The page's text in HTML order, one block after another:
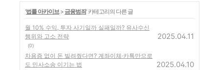
'법률 아카이브> 금융범죄' 카테고리의 다른 글
월 10% 수익, 투자 사기일까 실패일까? 유사수신
행위와 고소 전략
(0)
2025.04.11
차용증 없이 돈 빌려줬다면? 계좌이체·카톡만으로
도 민사소송 이기는 법
2025.04.10